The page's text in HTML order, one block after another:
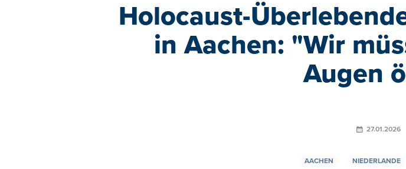
Holocaust-
in Aachen: "Wir
Augen
27.01.2026
AACHEN NIEDERLANDE